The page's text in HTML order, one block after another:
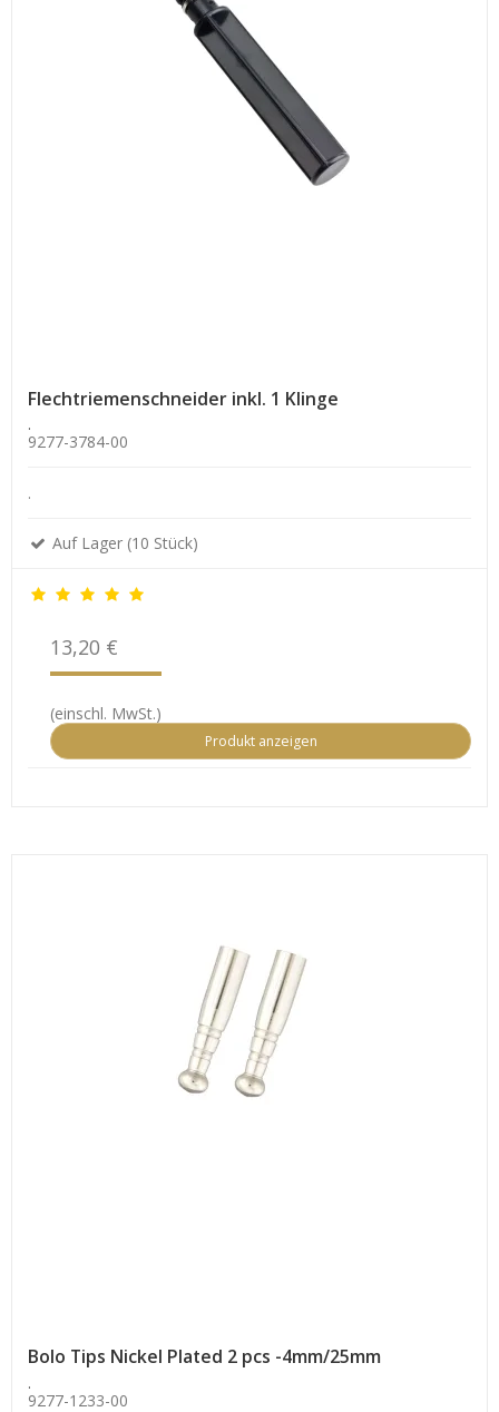
Flechtriemenschneider inkl. 1 Klinge
.
9277-3784-00
.
Auf Lager (10 Stück)
13,20 €
(einschl. MwSt.)
Produkt anzeigen
Bolo Tips Nickel Plated 2 pcs -4mm/25mm
.
9277-1233-00